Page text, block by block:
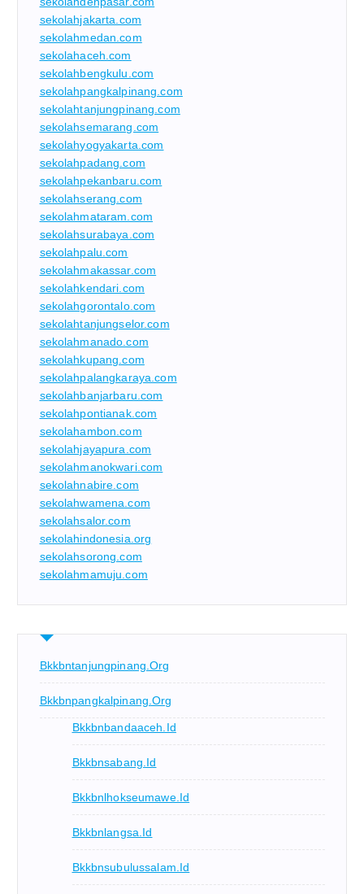
sekolahjakarta.com
sekolahmedan.com
sekolahaceh.com
sekolahbengkulu.com
sekolahpangkalpinang.com
sekolahtanjungpinang.com
sekolahsemarang.com
sekolahyogyakarta.com
sekolahpadang.com
sekolahpekanbaru.com
sekolahserang.com
sekolahmataram.com
sekolahsurabaya.com
sekolahpalu.com
sekolahmakassar.com
sekolahkendari.com
sekolahgorontalo.com
sekolahtanjungselor.com
sekolahmanado.com
sekolahkupang.com
sekolahpalangkaraya.com
sekolahbanjarbaru.com
sekolahpontianak.com
sekolahambon.com
sekolahjayapura.com
sekolahmanokwari.com
sekolahnabire.com
sekolahwamena.com
sekolahsalor.com
sekolahindonesia.org
sekolahsorong.com
sekolahmamuju.com
Bkkbntanjungpinang.org
Bkkbnpangkalpinang.org
Bkkbnbandaaceh.id
Bkkbnsabang.id
Bkkbnlhokseumawe.id
Bkkbnlangsa.id
Bkkbnsubulussalam.id